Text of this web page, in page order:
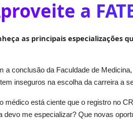
a
as principais especializações
a conclusão da Faculdade de
inseguros na escolha da carreira a
médico está ciente que o registro no
devo me especializar? Que novas